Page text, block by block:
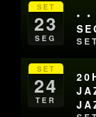
SET
23
SEG
•
SET
24
TER